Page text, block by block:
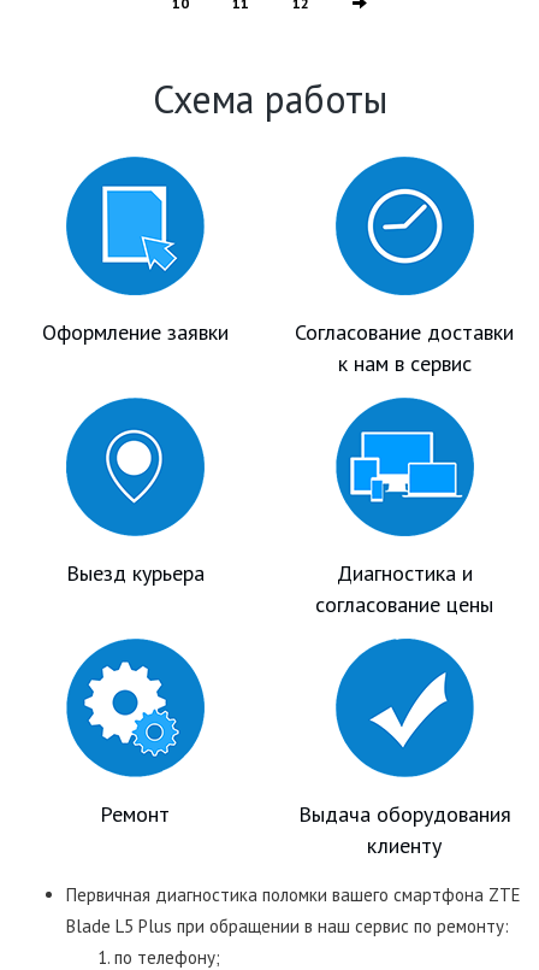
Схема работы
Оформление заявки
Согласование доставки
к нам в сервис
Выезд курьера
Диагностика и
согласование цены
Ремонт
Выдача оборудования
клиенту
Первичная диагностика поломки вашего смартфона ZTE
Blade L5 Plus при обращении в наш сервис по ремонту:
по телефону;